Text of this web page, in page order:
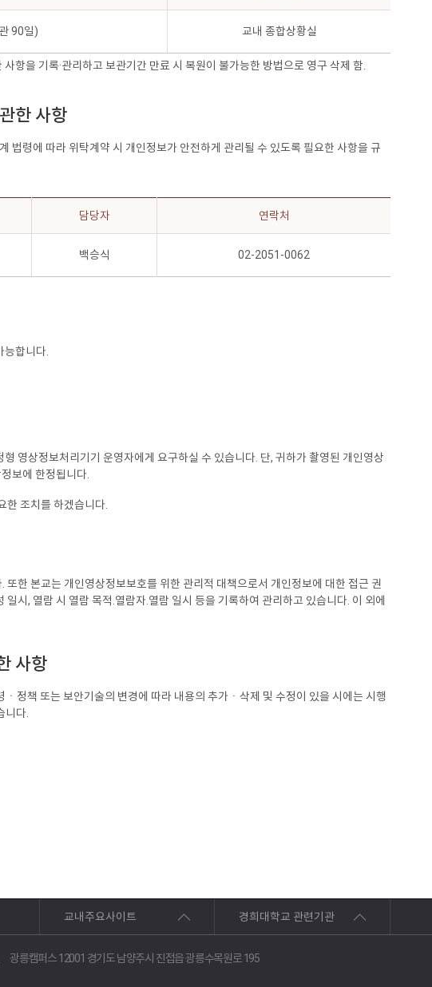
90일) 교내 종합상황실
항을 기록·관리하고 보관기간 만료 시 복원이 불가능한 방법으로 영구 삭제 함.
한 사항
법령에 따라 위탁계약 시 개인정보가 안전하게 관리될 수 있도록 필요한 사항을 규
담당자 연락처
백승식 02-2051-0062
능합니다.
영상정보처리기기 운영자에게 요구하실 수 있습니다. 단, 귀하가 촬영된 개인영상
보에 한정됩니다.
한 조치를 하겠습니다.
한 본교는 개인영상정보보호를 위한 관리적 대책으로서 개인정보에 대한 접근 권
시, 열람 시 열람 목적.열람자.열람 일시 등을 기록하여 관리하고 있습니다. 이 외에
사항
정책 또는 보안기술의 변경에 따라 내용의 추가ㆍ삭제 및 수정이 있을 시에는 시행
니다.
교내주요사이트 경희대학교 관련기관
광릉캠퍼스 12001 경기도 남양주시 진접읍 광릉수목원로 195